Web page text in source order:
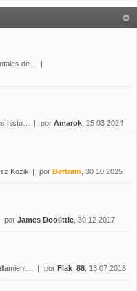
de…
histo… por Amarok , 25 03 2024
Kozik por Bertram , 30 10 2025
por James Doolittle , 30 12 2017
por Flak_88 , 13 07 2018